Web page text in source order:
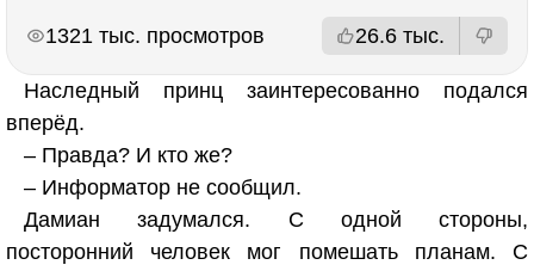
1321 тыс. просмотров 26.6 тыс.
Наследный принц заинтересованно подался
вперёд.
– Правда? И кто же?
– Информатор не сообщил.
Дамиан задумался. С одной стороны,
посторонний человек мог помешать планам. С